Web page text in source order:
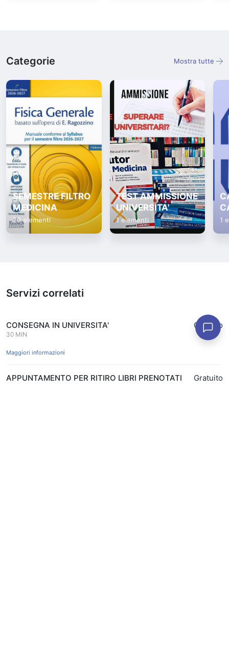
Categorie Mostra tutte
SEMESTRE FILTRO
MEDICINA
20 elementi
TEST AMMISSIONE
UNIVERSITA'
1 elementi 1
Servizi correlati
CONSEGNA IN UNIVERSITA'
30 MIN
Gratuito
Maggiori informazioni
APPUNTAMENTO PER RITIRO LIBRI PRENOTATI
Gratuito